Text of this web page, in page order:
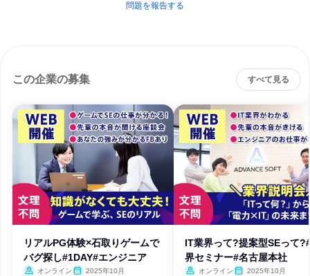
問題を報告する
この企業の募集 すべて見る
リアルPG体験×石取りゲームで
バグ探し#1DAY#エンジニア
オンライン
2025年10月
IT業界って?提案型SEって
界セミナー#名古屋本社
オンライン
2025年10月